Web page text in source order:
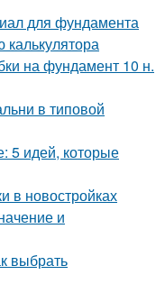
для фундамента
на фундамент 10 н.
в типовой
5 идей, которые
в новостройках
и
выбрать